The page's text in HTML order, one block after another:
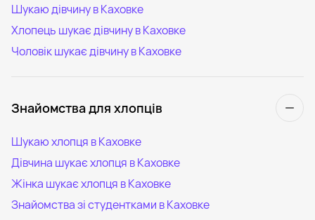
Шукаю дівчину в Каховке
Хлопець шукає дівчину в Каховке
Чоловік шукає дівчину в Каховке
Знайомства для хлопців
Шукаю хлопця в Каховке
Дівчина шукає хлопця в Каховке
Жінка шукає хлопця в Каховке
Знайомства зі студентками в Каховке